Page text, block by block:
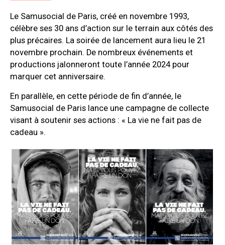
Le Samusocial de Paris, créé en novembre 1993,
célèbre ses 30 ans d’action sur le terrain aux côtés des
plus précaires. La soirée de lancement aura lieu le 21
novembre prochain. De nombreux événements et
productions jalonneront toute l’année 2024 pour
marquer cet anniversaire.
En parallèle, en cette période de fin d’année, le
Samusocial de Paris lance une campagne de collecte
visant à soutenir ses actions : « La vie ne fait pas de
cadeau ».